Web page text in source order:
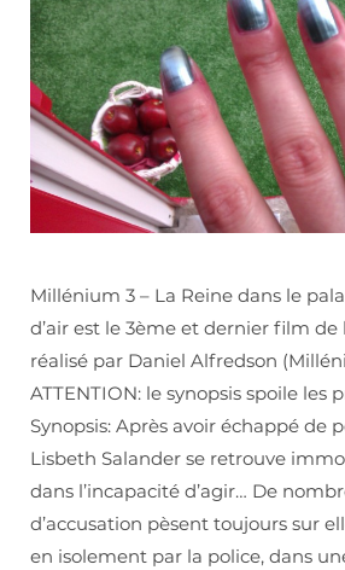
Millénium 3 – La Reine dans le
d’air est le 3ème et dernier film
réalisé par Daniel Alfredson
ATTENTION: le synopsis spoile les
Synopsis: Après avoir échappé de
Lisbeth Salander se retrouve
dans l’incapacité d’agir… De
d’accusation pèsent toujours sur
en isolement par la police, dans